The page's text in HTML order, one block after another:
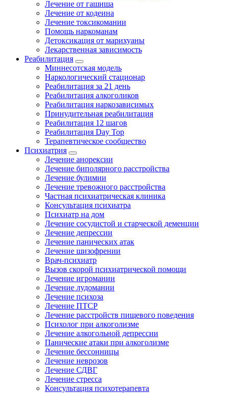
Лечение от гашиша
Лечение от кодеина
Лечение токсикомании
Помощь наркоманам
Детоксикация от марихуаны
Лекарственная зависимость
Реабилитация
Миннесотская модель
Наркологический стационар
Реабилитация за 21 день
Реабилитация алкоголиков
Реабилитация наркозависимых
Принудительная реабилитация
Реабилитация 12 шагов
Реабилитация Day Top
Терапевтическое сообщество
Психиатрия
Лечение анорексии
Лечение биполярного расстройства
Лечение булимии
Лечение тревожного расстройства
Частная психиатрическая клиника
Консультация психиатра
Психиатр на дом
Лечение сосудистой и старческой деменции
Лечение депрессии
Лечение панических атак
Лечение шизофрении
Врач-психиатр
Вызов скорой психиатрической помощи
Лечение игромании
Лечение лудомании
Лечение психоза
Лечение ПТСР
Лечение расстройств пищевого поведения
Психолог при алкоголизме
Лечение алкогольной депрессии
Панические атаки при алкоголизме
Лечение бессонницы
Лечение неврозов
Лечение СДВГ
Лечение стресса
Консультация психотерапевта